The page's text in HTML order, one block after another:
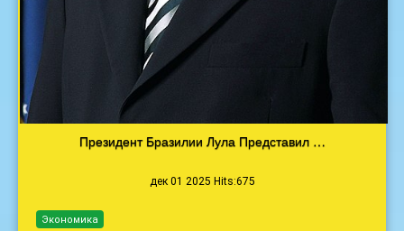
Президент Бразилии Лула Представил …
дек 01 2025 Hits:675
Экономика